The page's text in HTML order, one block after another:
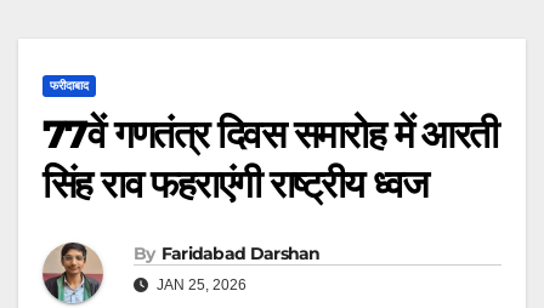
फरीदाबाद
77वें गणतंत्र दिवस समारोह में आरती
सिंह राव फहराएंगी राष्ट्रीय ध्वज
By Faridabad Darshan
JAN 25, 2026